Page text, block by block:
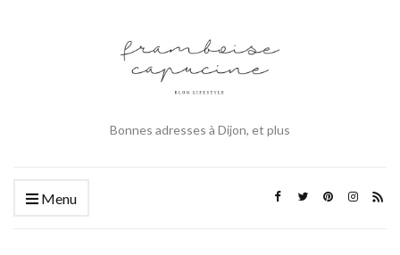
Bonnes adresses à Dijon, et plus
Menu